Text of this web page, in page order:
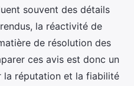
souvent des détails
la réactivité de
de résolution des
ces avis est donc un
la réputation et la fiabilité